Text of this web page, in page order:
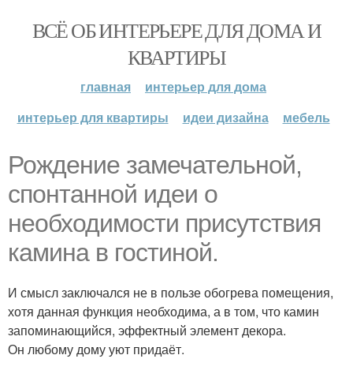
ВСЁ ОБ ИНТЕРЬЕРЕ ДЛЯ ДОМА И
КВАРТИРЫ
главная
интерьер для дома
интерьер для квартиры
идеи дизайна мебель
Рождение замечательной,
спонтанной идеи о
необходимости присутствия
камина в гостиной.
И смысл заключался не в пользе обогрева помещения,
хотя данная функция необходима, а в том, что камин
запоминающийся, эффектный элемент декора.
Он любому дому уют придаёт.